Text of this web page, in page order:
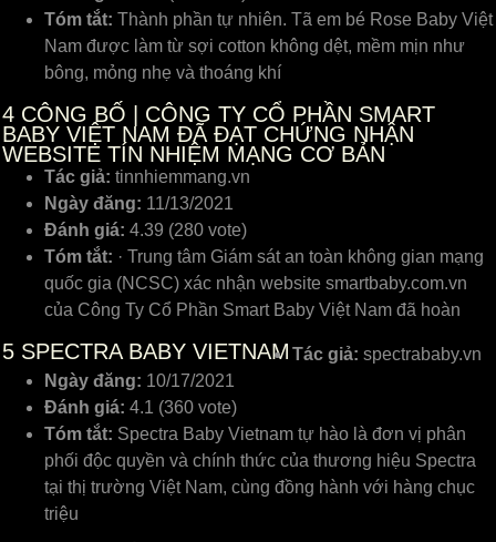
Tóm tắt: Thành phần tự nhiên. Tã em bé Rose Baby Việt
Nam được làm từ sợi cotton không dệt, mềm mịn như
bông, mỏng nhẹ và thoáng khí
4 CÔNG BỐ | CÔNG TY CỔ PHẦN SMART
BABY VIỆT NAM ĐÃ ĐẠT CHỨNG NHẬN
WEBSITE TÍN NHIỆM MẠNG CƠ BẢN
Tác giả: tinnhiemmang.vn
Ngày đăng: 11/13/2021
Đánh giá: 4.39 (280 vote)
Tóm tắt: · Trung tâm Giám sát an toàn không gian mạng
quốc gia (NCSC) xác nhận website smartbaby.com.vn
của Công Ty Cổ Phần Smart Baby Việt Nam đã hoàn
5 SPECTRA BABY VIETNAM Tác giả: spectrababy.vn
Ngày đăng: 10/17/2021
Đánh giá: 4.1 (360 vote)
Tóm tắt: Spectra Baby Vietnam tự hào là đơn vị phân
phối độc quyền và chính thức của thương hiệu Spectra
tại thị trường Việt Nam, cùng đồng hành với hàng chục
triệu